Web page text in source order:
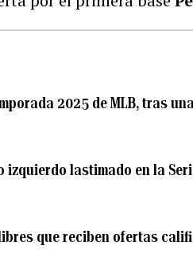
2025 de MLB, tras
izquierdo lastimado en la
que reciben ofertas